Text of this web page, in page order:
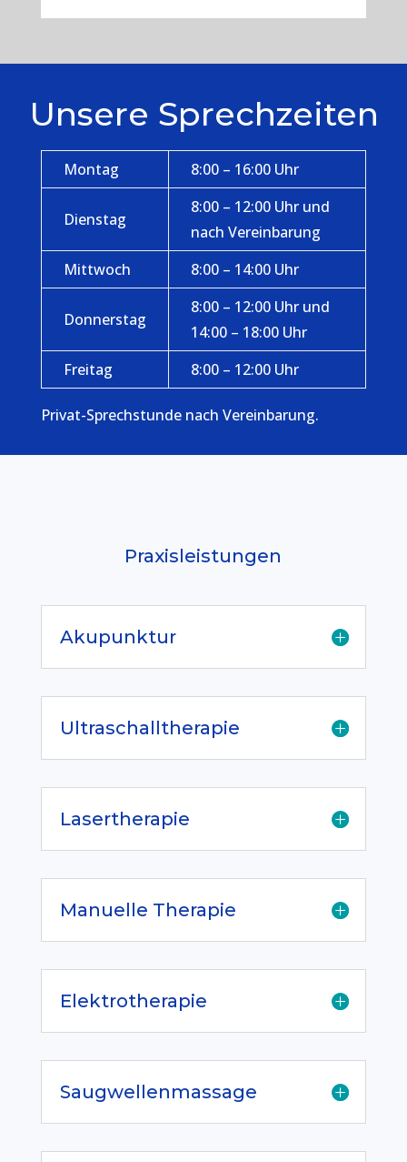
Unsere Sprechzeiten
Montag 8:00 – 16:00 Uhr
Dienstag
8:00 – 12:00 Uhr und
nach Vereinbarung
Mittwoch
8:00 – 14:00 Uhr
Donnerstag
8:00 – 12:00 Uhr und
14:00 – 18:00 Uhr
Freitag
8:00 – 12:00 Uhr
Privat-Sprechstunde nach Vereinbarung.
Praxisleistungen
Akupunktur
Ultraschalltherapie
Lasertherapie
Manuelle Therapie
Elektrotherapie
Saugwellenmassage